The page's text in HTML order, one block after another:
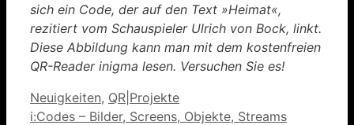
sich ein Code, der auf den Text »Heimat«,
rezitiert vom Schauspieler Ulrich von Bock, linkt.
Diese Abbildung kann man mit dem kostenfreien
QR-Reader inigma lesen. Versuchen Sie es!
Kategorien
Neuigkeiten, QR|Projekte
i:Codes – Bilder, Screens, Objekte, Streams